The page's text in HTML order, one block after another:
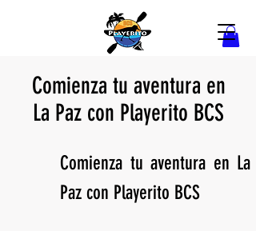
Comienza tu aventura en
La Paz con Playerito BCS
Comienza tu aventura en La
Paz con Playerito BCS